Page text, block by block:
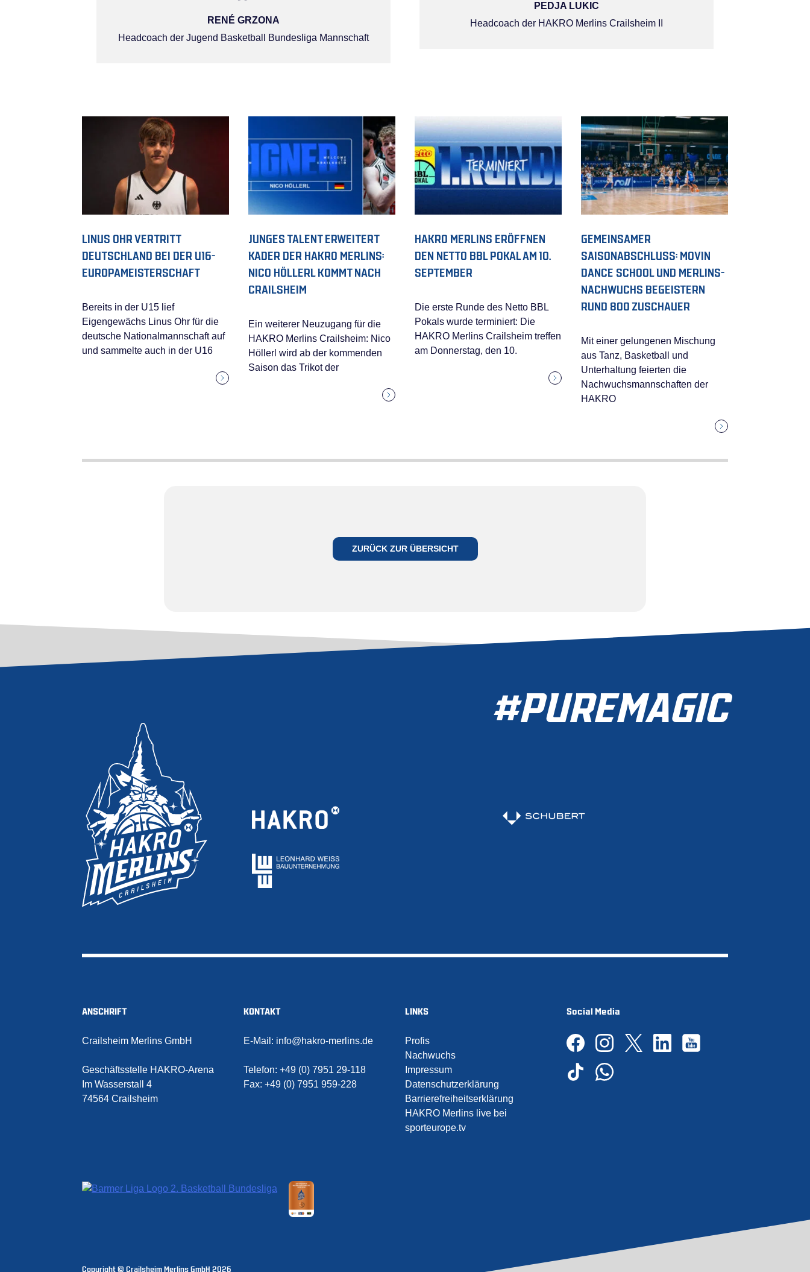
RENÉ GRZONA
Headcoach der Jugend Basketball Bundesliga Mannschaft
PEDJA LUKIC
Headcoach der HAKRO Merlins Crailsheim II
LINUS OHR VERTRITT
DEUTSCHLAND BEI DER U16-
EUROPAMEISTERSCHAFT
Bereits in der U15 lief
Eigengewächs Linus Ohr für die
deutsche Nationalmannschaft auf
und sammelte auch in der U16
JUNGES TALENT ERWEITERT
KADER DER HAKRO MERLINS:
NICO HÖLLERL KOMMT NACH
CRAILSHEIM
Ein weiterer Neuzugang für die
HAKRO Merlins Crailsheim: Nico
Höllerl wird ab der kommenden
Saison das Trikot der
HAKRO MERLINS ERÖFFNEN
DEN NETTO BBL POKAL AM 10.
SEPTEMBER
Die erste Runde des Netto BBL
Pokals wurde terminiert: Die
HAKRO Merlins Crailsheim treffen
am Donnerstag, den 10.
GEMEINSAMER
SAISONABSCHLUSS: MOVIN
DANCE SCHOOL UND MERLINS-
NACHWUCHS BEGEISTERN
RUND 800 ZUSCHAUER
Mit einer gelungenen Mischung
aus Tanz, Basketball und
Unterhaltung feierten die
Nachwuchsmannschaften der
HAKRO
ZURÜCK ZUR ÜBERSICHT
#PUREMAGIC
ANSCHRIFT
Crailsheim Merlins GmbH
Geschäftsstelle HAKRO-Arena
Im Wasserstall 4
74564 Crailsheim
KONTAKT
E-Mail: info@hakro-merlins.de
Telefon: +49 (0) 7951 29-118
Fax: +49 (0) 7951 959-228
LINKS
Profis
Nachwuchs
Impressum
Datenschutzerklärung
Barrierefreiheitserklärung
HAKRO Merlins live bei
sporteurope.tv
Social Media
Copyright © Crailsheim Merlins GmbH 2026